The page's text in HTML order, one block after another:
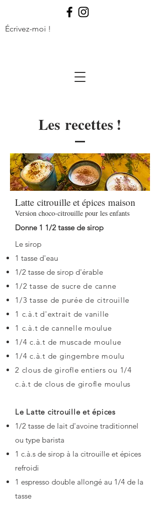
Écrivez-moi !
Les recettes !
Latte citrouille et épices maison
Version choco-citrouille pour les enfants
Donne 1 1/2 tasse desirop
​Le sirop
1 tasse d'eau
1/2 tasse de sirop d'érable
1/2 tasse de sucre de canne
1/3 tasse de purée de citrouille
1 c.à.t d'extrait de vanille
1 c.à.t de cannelle moulue
1/4 c.à.t de muscade moulue
1/4 c.à.t de gingembre moulu
2 clous de girofle entiers ou 1/4
c.à.t de clous de girofle moulus
Le Latte citrouille et épices
1/2 tasse de lait d'avoine traditionnel
ou type barista
1 c.à.s de sirop à la citrouille et épices
refroidi
1 espresso double allongé au 1/4 de la
tasse